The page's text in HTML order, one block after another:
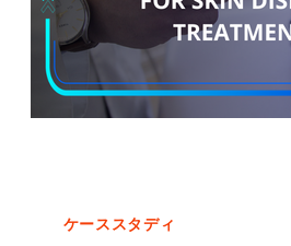
ケーススタディ